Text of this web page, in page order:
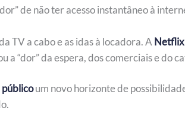
de não ter acesso instantâneo à
TV a cabo e as idas à locadora. A Netflix
a “dor” da espera, dos comerciais e do
públicoum novo horizonte de